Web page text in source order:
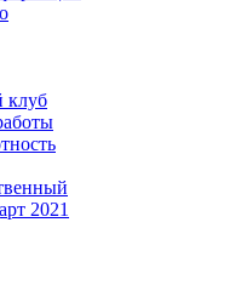
клуб
2021